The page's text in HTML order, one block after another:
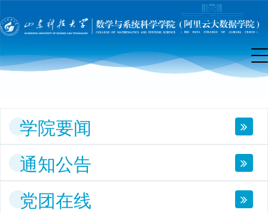
院
页
学院要闻
通知公告
党团在线